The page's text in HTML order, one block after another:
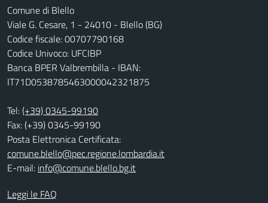
Comune di Blello
Viale G. Cesare, 1 - 24010 - Blello (BG)
Codice fiscale: 00707790168
Codice Univoco: UFCIBP
Banca BPER Valbrembilla - IBAN:
IT71D0538785463000042321875
Tel:(+39) 0345-99190
Fax: (+39) 0345-99190
Posta Elettronica Certificata:
comune.blello@pec.regione.lombardia.it
E-mail: info@comune.blello.bg.it
Leggi le FAQ